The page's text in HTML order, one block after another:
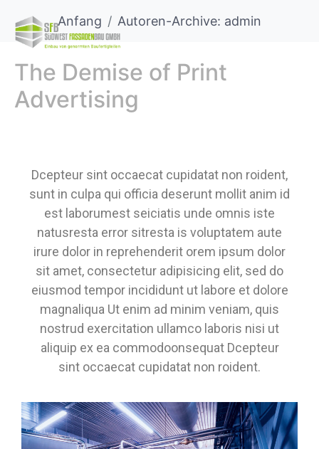
Anfang Autoren-Archive: admin
The Demise of Print
Advertising
Dcepteur sint occaecat cupidatat non roident,
sunt in culpa qui officia deserunt mollit anim id
est laborumest seiciatis unde omnis iste
natusresta error sitresta is voluptatem aute
irure dolor in reprehenderit orem ipsum dolor
sit amet, consectetur adipisicing elit, sed do
eiusmod tempor incididunt ut labore et dolore
magnaliqua Ut enim ad minim veniam, quis
nostrud exercitation ullamco laboris nisi ut
aliquip ex ea commodoonsequat Dcepteur
sint occaecat cupidatat non roident.